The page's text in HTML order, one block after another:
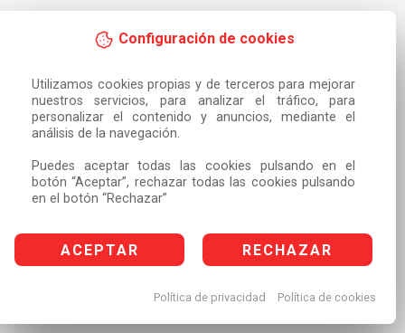
Configuración de cookies
Utilizamos cookies propias y de terceros para mejorar
nuestros servicios, para analizar el tráfico, para
personalizar el contenido y anuncios, mediante el
análisis de la navegación.
Puedes aceptar todas las cookies pulsando en el
botón “Aceptar”, rechazar todas las cookies pulsando
en el botón “Rechazar”
ACEPTAR RECHAZAR
Política de privacidad Política de cookies